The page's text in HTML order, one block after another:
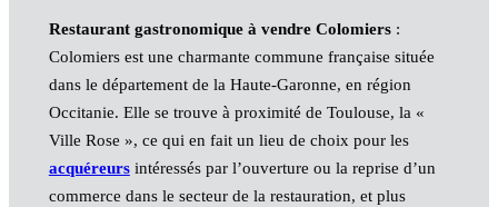
Restaurant gastronomique à vendre Colomiers:
Colomiers est une charmante commune française située
dans le département de la Haute-Garonne, en région
Occitanie. Elle se trouve à proximité de Toulouse, la «
Ville Rose », ce qui en fait un lieu de choix pour les
acquéreursintéressés par l’ouverture ou la reprise d’un
commerce dans le secteur de la restauration, et plus